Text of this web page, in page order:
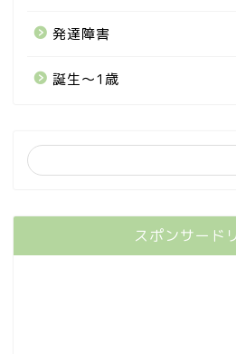
発達障害
誕生〜1歳
スポンサード